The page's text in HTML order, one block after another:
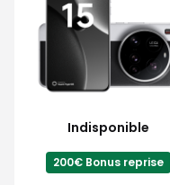
Indisponible
200€ Bonus reprise